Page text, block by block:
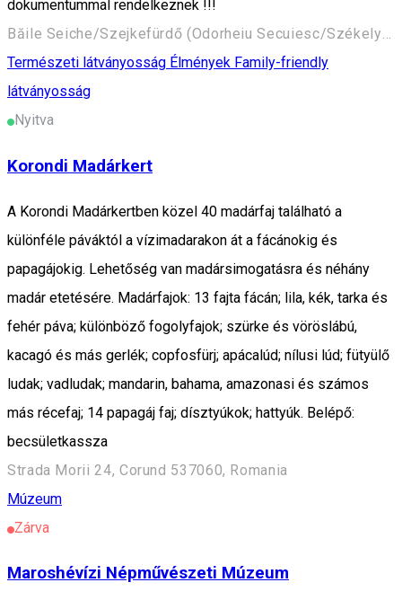
dokumentummal rendelkeznek !!!
Băile Seiche/Szejkefürdő (Odorheiu Secuiesc/Székelyudvarhely) 535600, Romania
Természeti látványosság Élmények Family-friendly
látványosság
Nyitva
Korondi Madárkert
A Korondi Madárkertben közel 40 madárfaj található a
különféle páváktól a vízimadarakon át a fácánokig és
papagájokig. Lehetőség van madársimogatásra és néhány
madár etetésére. Madárfajok: 13 fajta fácán; lila, kék, tarka és
fehér páva; különböző fogolyfajok; szürke és vöröslábú,
kacagó és más gerlék; copfosfürj; apácalúd; nílusi lúd; fütyülő
ludak; vadludak; mandarin, bahama, amazonasi és számos
más récefaj; 14 papagáj faj; dísztyúkok; hattyúk. Belépő:
becsületkassza
Strada Morii 24, Corund 537060, Romania
Múzeum
Zárva
Maroshévízi Népművészeti Múzeum